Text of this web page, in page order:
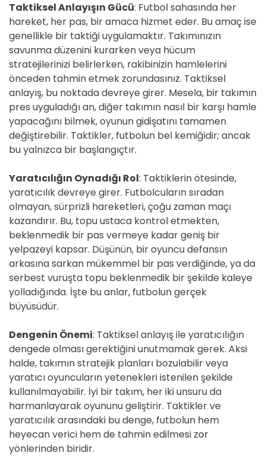
Taktiksel Anlayışın Gücü: Futbol sahasında her
hareket, her pas, bir amaca hizmet eder. Bu amaç ise
genellikle bir taktiği uygulamaktır. Takımınızın
savunma düzenini kurarken veya hücum
stratejilerinizi belirlerken, rakibinizin hamlelerini
önceden tahmin etmek zorundasınız. Taktiksel
anlayış, bu noktada devreye girer. Mesela, bir takımın
pres uyguladığı an, diğer takımın nasıl bir karşı hamle
yapacağını bilmek, oyunun gidişatını tamamen
değiştirebilir. Taktikler, futbolun bel kemiğidir; ancak
bu yalnızca bir başlangıçtır.
Yaratıcılığın Oynadığı Rol: Taktiklerin ötesinde,
yaratıcılık devreye girer. Futbolcuların sıradan
olmayan, sürprizli hareketleri, çoğu zaman maçı
kazandırır. Bu, topu ustaca kontrol etmekten,
beklenmedik bir pas vermeye kadar geniş bir
yelpazeyi kapsar. Düşünün, bir oyuncu defansın
arkasına sarkan mükemmel bir pas verdiğinde, ya da
serbest vuruşta topu beklenmedik bir şekilde kaleye
yolladığında. İşte bu anlar, futbolun gerçek
büyüsüdür.
Dengenin Önemi: Taktiksel anlayış ile yaratıcılığın
dengede olması gerektiğini unutmamak gerek. Aksi
halde, takımın stratejik planları bozulabilir veya
yaratıcı oyuncuların yetenekleri istenilen şekilde
kullanılmayabilir. İyi bir takım, her iki unsuru da
harmanlayarak oyununu geliştirir. Taktikler ve
yaratıcılık arasındaki bu denge, futbolun hem
heyecan verici hem de tahmin edilmesi zor
yönlerinden biridir.